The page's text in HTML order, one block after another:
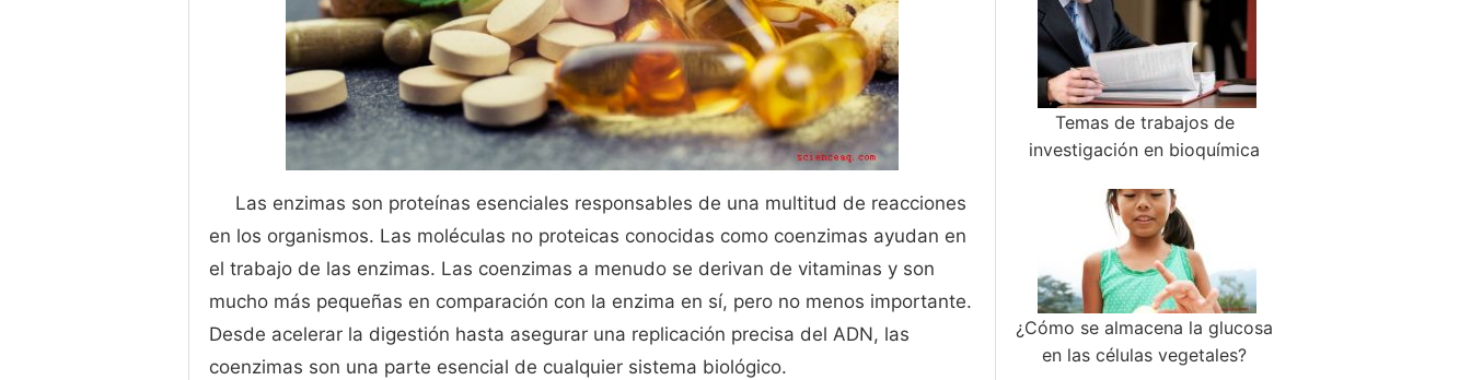
Las enzimas son proteínas esenciales responsables de una multitud de reacciones
en los organismos. Las moléculas no proteicas conocidas como coenzimas ayudan en
el trabajo de las enzimas. Las coenzimas a menudo se derivan de vitaminas y son
mucho más pequeñas en comparación con la enzima en sí, pero no menos importante.
Desde acelerar la digestión hasta asegurar una replicación precisa del ADN, las
coenzimas son una parte esencial de cualquier sistema biológico.
Temas de trabajos de
investigación en bioquímica
¿Cómo se almacena la glucosa
en las células vegetales?